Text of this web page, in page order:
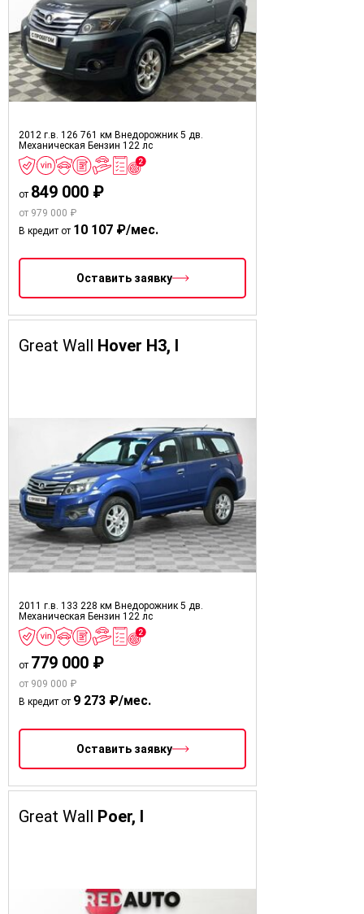
2012 г.в. 126 761 км Внедорожник 5 дв.
Механическая Бензин 122 лс
от 849 000 ₽
от 979 000 ₽
В кредит от 10 107 ₽/мес.
Оставить заявку
Great Wall Hover H3, I
2011 г.в. 133 228 км Внедорожник 5 дв.
Механическая Бензин 122 лс
от 779 000 ₽
от 909 000 ₽
В кредит от 9 273 ₽/мес.
Оставить заявку
Great Wall Poer, I